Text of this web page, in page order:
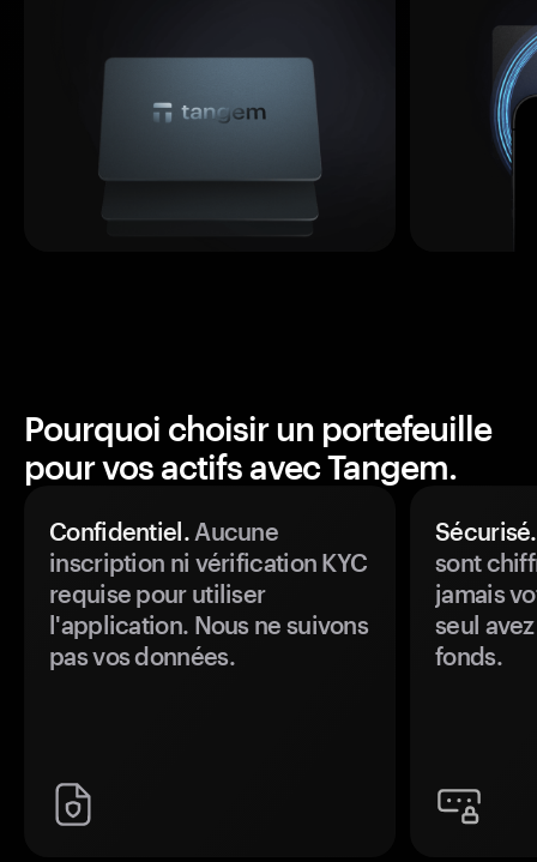
Pourquoi choisir un portefeuille
pour vos actifs avec Tangem.
Confidentiel.Aucune
inscription ni vérification KYC
requise pour utiliser
l'application. Nous ne suivons
pas vos données.
Sécurisé.
sont
jamais
seul
fonds.